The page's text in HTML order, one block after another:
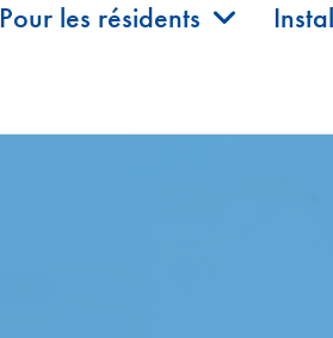
Pour les résidents